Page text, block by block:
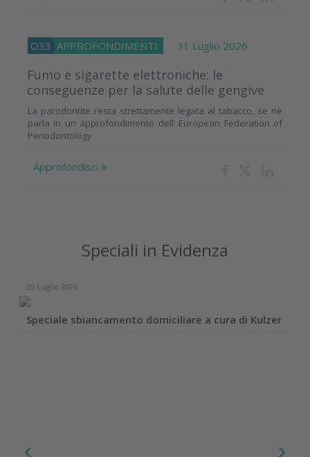
O33 APPROFONDIMENTI 31 Luglio 2026
Fumo e sigarette elettroniche: le
conseguenze per la salute delle gengive
La parodontite resta strettamente legata al tabacco, se ne
parla in un approfondimento dell’ European Federation of
Periodontology
Approfondisci
Speciali in Evidenza
20 Luglio 2026
Speciale sbiancamento domiciliare a cura di Kulzer